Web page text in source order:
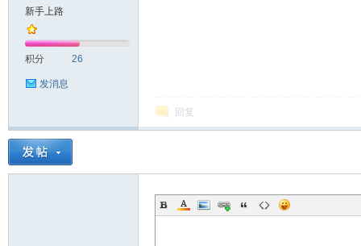
新手上路
积分 26
发消息
回复